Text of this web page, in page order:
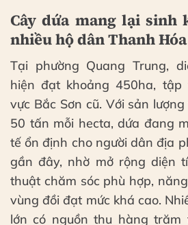
Cây dứa mang lại sinh
nhiều hộ dân Thanh Hóa
Tại phường Quang Trung,
hiện đạt khoảng 450ha, tập
vực Bắc Sơn cũ. Với sản
50 tấn mỗi hecta, dứa đang
tế ổn định cho người dân địa
gần đây, nhờ mở rộng diện
thuật chăm sóc phù hợp,
vùng đồi đạt mức khá cao.
lớn có nguồn thu hàng trăm